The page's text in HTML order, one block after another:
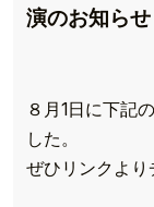
演のお知らせ
８月1日に下記
した。
ぜひリンクより